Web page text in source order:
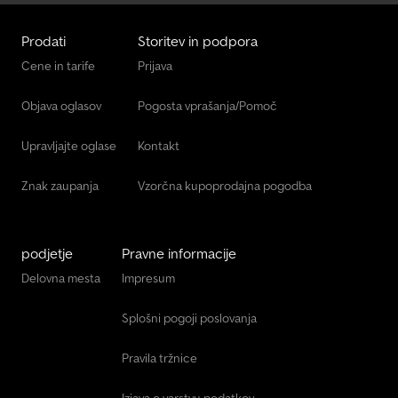
sprejemnik (digitalni radijski sprejem) * Indukcijska polnilna plošča
za pam
Prodati
Cene in tarife
Objava oglasov
Upravljajte oglase
Znak zaupanja
Storitev in podpora
Prijava
Pogosta vprašanja/Pomoč
Kontakt
Vzorčna kupoprodajna pogodba
podjetje
Delovna mesta
Pravne informacije
Impresum
Splošni pogoji poslovanja
Pravila tržnice